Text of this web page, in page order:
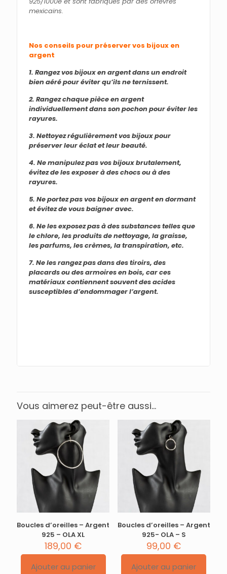
mexicains.
Nos conseils pour préserver vos bijoux en
argent
1. Rangez vos bijoux en argent dans un endroit
bien aéré pour éviter qu’ils ne ternissent.
2. Rangez chaque pièce en argent
individuellement dans son pochon pour éviter les
rayures.
3. Nettoyez régulièrement vos bijoux pour
préserver leur éclat et leur beauté.
4. Ne manipulez pas vos bijoux brutalement,
évitez de les exposer à des chocs ou à des
rayures.
5. Ne portez pas vos bijoux en argent en dormant
et évitez de vous baigner avec.
6. Ne les exposez pas à des substances telles que
le chlore, les produits de nettoyage, la graisse,
les parfums, les crèmes, la transpiration, etc.
7. Ne les rangez pas dans des tiroirs, des
placards ou des armoires en bois, car ces
matériaux contiennent souvent des acides
susceptibles d’endommager l’argent.
Vous aimerez peut-être aussi…
Boucles d’oreilles – Argent
925 – OLA XL
189,00 €
Ajouter au panier
Boucles d’oreilles – Argent
925- OLA – S
99,00 €
Ajouter au panier